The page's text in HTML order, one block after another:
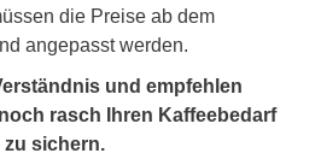
die Preise ab dem
angepasst werden.
und empfehlen
rasch Ihren Kaffeebedarf
sichern.